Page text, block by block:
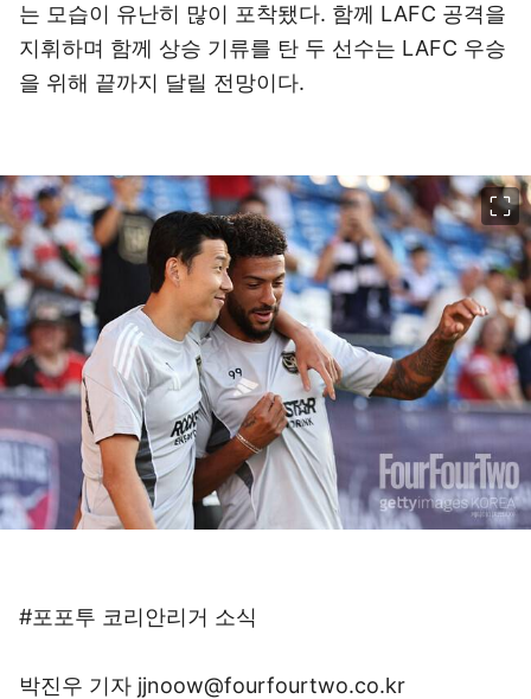
는 모습이 유난히 많이 포착됐다. 함께 LAFC 공격을
지휘하며 함께 상승 기류를 탄 두 선수는 LAFC 우승
을 위해 끝까지 달릴 전망이다.
#포포투 코리안리거 소식
박진우 기자 jjnoow@fourfourtwo.co.kr